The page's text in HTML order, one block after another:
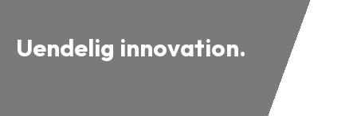
Uendelig innovation.